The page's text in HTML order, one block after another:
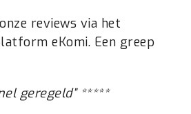
reviews via het
eKomi. Een greep
geregeld” *****